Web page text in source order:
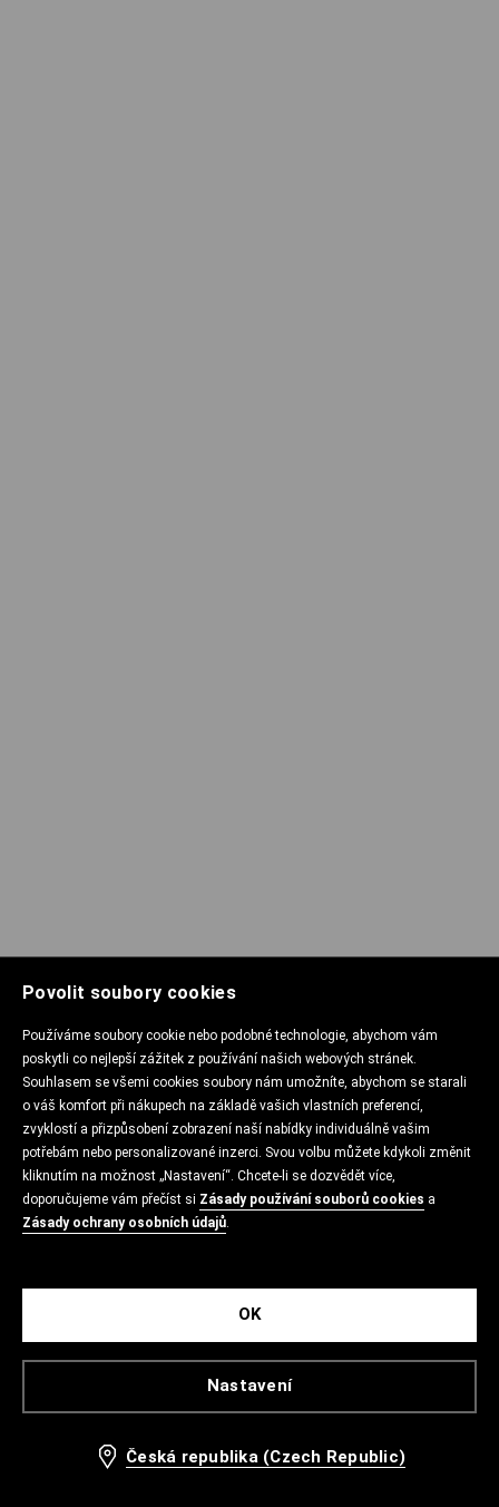
Povolit soubory cookies
Používáme soubory cookie nebo podobné technologie, abychom vám
poskytli co nejlepší zážitek z používání našich webových stránek.
Souhlasem se všemi cookies soubory nám umožníte, abychom se starali
o váš komfort při nákupech na základě vašich vlastních preferencí,
zvyklostí a přizpůsobení zobrazení naší nabídky individuálně vašim
potřebám nebo personalizované inzerci. Svou volbu můžete kdykoli změnit
kliknutím na možnost „Nastavení“. Chcete-li se dozvědět více,
doporučujeme vám přečíst si Zásady používání souborů cookies a
Zásady ochrany osobních údajů.
Nastavení
OK
Česká republika (Czech Republic)